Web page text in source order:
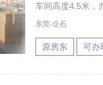
车间高度4.5米，
东莞-企石
原房东 可办